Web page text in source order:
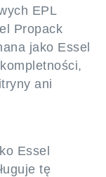
EPL
Propack
jako Essel
ani
Essel
tę